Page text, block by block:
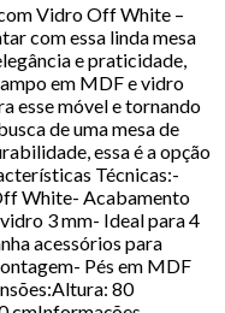
Vidro Off White –
com essa linda mesa
e praticidade,
em MDF e vidro
esse móvel e tornando
de uma mesa de
essa é a opção
Técnicas:-
White- Acabamento
3 mm- Ideal para 4
acessórios para
Pés em MDF
80